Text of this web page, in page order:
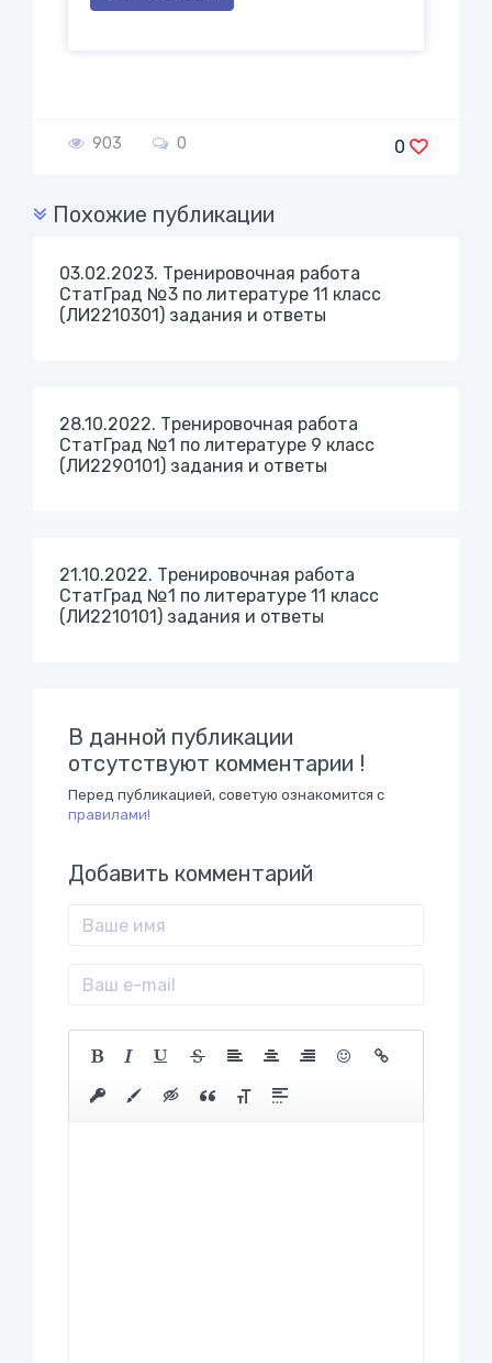
903 0 0
Похожие публикации
03.02.2023. Тренировочная работа
СтатГрад №3 по литературе 11 класс
(ЛИ2210301) задания и ответы
28.10.2022. Тренировочная работа
СтатГрад №1 по литературе 9 класс
(ЛИ2290101) задания и ответы
21.10.2022. Тренировочная работа
СтатГрад №1 по литературе 11 класс
(ЛИ2210101) задания и ответы
В данной публикации
отсутствуют комментарии !
Перед публикацией, советую ознакомится с
правилами!
Добавить комментарий